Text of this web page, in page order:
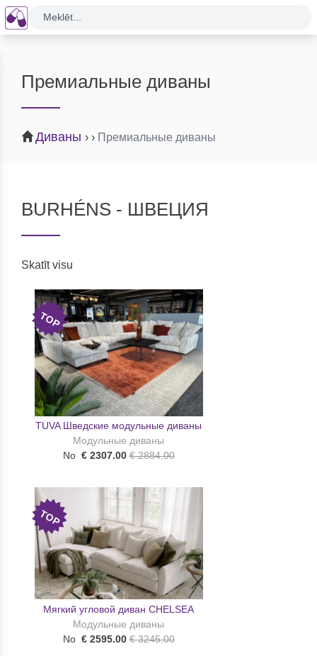
Meklēt...
Премиальные диваны
Диваны › › Премиальные диваны
BURHÉNS - ШВЕЦИЯ
Skatīt visu
TOP
TUVA Шведские модульные диваны
Модульные диваны
No € 2307.00 € 2884.00
TOP
Мягкий угловой диван CHELSEA
Модульные диваны
No € 2595.00 € 3245.00